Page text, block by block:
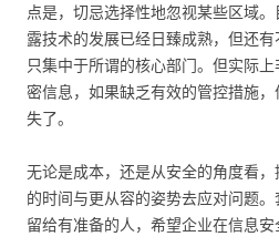
点是，切忌选择性地忽视某些区域
露技术的发展已经日臻成熟，但还
只集中于所谓的核心部门。但实际
密信息，如果缺乏有效的管控措施
失了。
无论是成本，还是从安全的角度看
的时间与更从容的姿势去应对问题
留给有准备的人，希望企业在信息安